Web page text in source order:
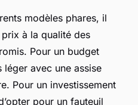
modèles phares, il
à la qualité des
Pour un budget
avec une assise
Pour un investissement
pour un fauteuil